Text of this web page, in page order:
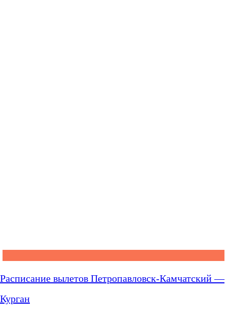
Расписание вылетов Петропавловск-Камчатский —
Курган